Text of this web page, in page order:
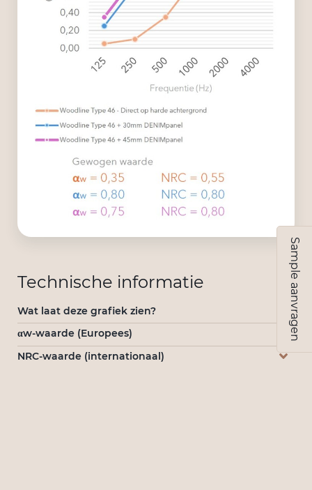
Technische informatie
Wat laat deze grafiek zien?
αw-waarde (Europees)
NRC-waarde (internationaal)
Sample aanvragen